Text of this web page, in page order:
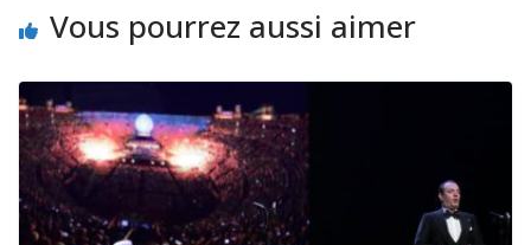
Vous pourrez aussi aimer